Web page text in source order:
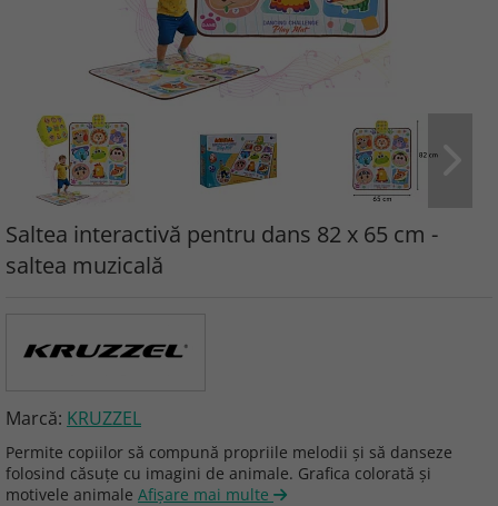
Saltea interactivă pentru dans 82 x 65 cm -
saltea muzicală
Marcă: KRUZZEL
Permite copiilor să compună propriile melodii și să danseze
folosind căsuțe cu imagini de animale. Grafica colorată și
motivele animale Afişare mai multe